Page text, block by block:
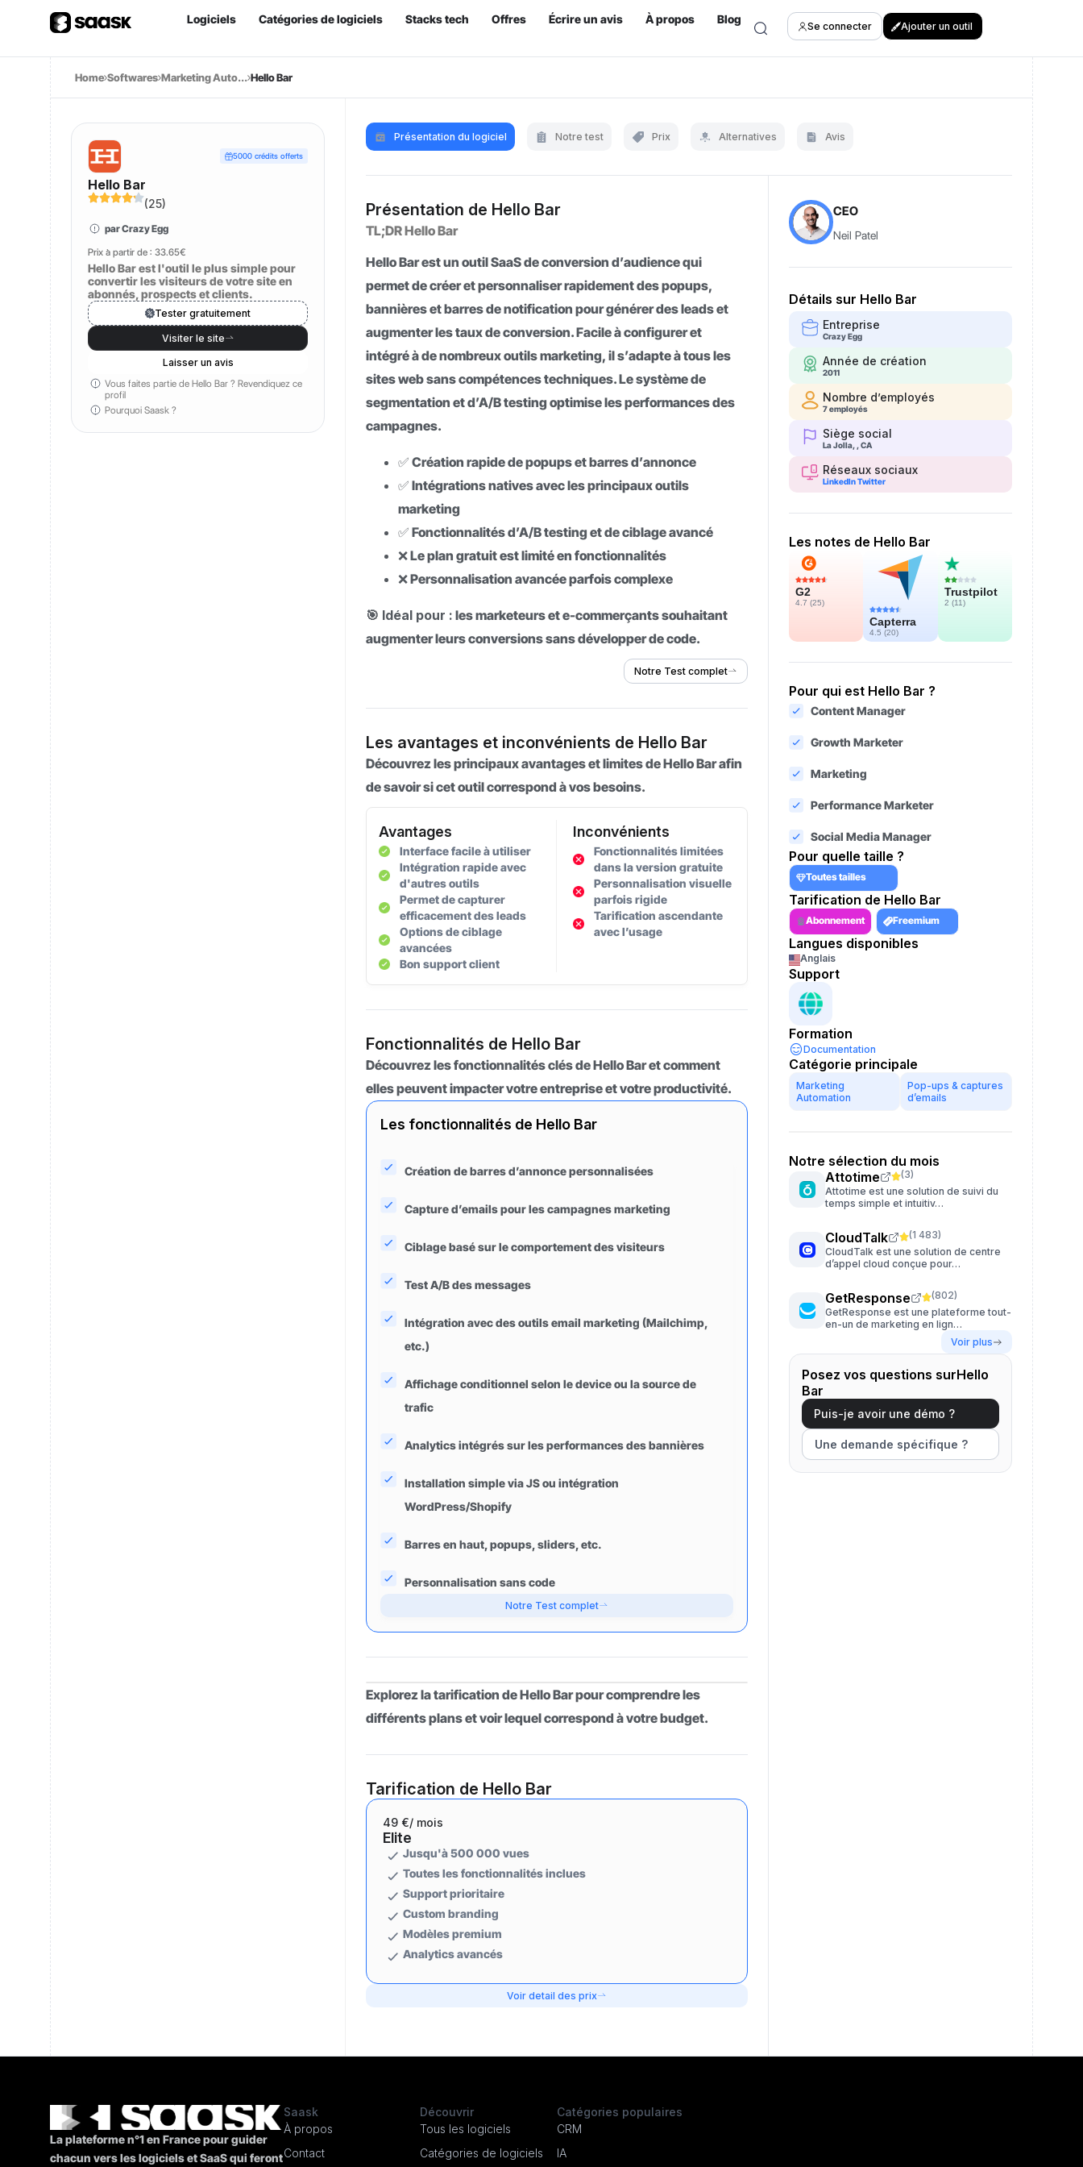
Logiciels Catégories de logiciels Stacks tech Offres Écrire un avis À propos Blog
Se connecter Ajouter un outil
Home Softwares Marketing Auto... Hello Bar
5000 crédits offerts
Hello Bar
(25)
par Crazy Egg
Prix à partir de : 33.65€
Hello Bar est l'outil le plus simple pour
convertir les visiteurs de votre site en
abonnés, prospects et clients.
Tester gratuitement
Visiter le site
Laisser un avis
Vous faites partie de Hello Bar ?Revendiquez ce
profil
Pourquoi Saask ?
Présentation du logiciel Notre test Prix Alternatives Avis
Présentation de Hello Bar
TL;DR Hello Bar
Hello Bar est un outil SaaS de conversion d’audience qui
permet de créer et personnaliser rapidement des popups,
bannières et barres de notification pour générer des leads et
augmenter les taux de conversion. Facile à configurer et
intégré à de nombreux outils marketing, il s’adapte à tous les
sites web sans compétences techniques. Le système de
segmentation et d’A/B testing optimise les performances des
campagnes.
✅ Création rapide de popups et barres d’annonce
✅ Intégrations natives avec les principaux outils
marketing
✅ Fonctionnalités d’A/B testing et de ciblage avancé
❌ Le plan gratuit est limité en fonctionnalités
❌ Personnalisation avancée parfois complexe
🎯 Idéal pour : les marketeurs et e-commerçants souhaitant
augmenter leurs conversions sans développer de code.
Notre Test complet
Les avantages et inconvénients de Hello Bar
Découvrez les principaux avantages et limites de Hello Bar afin
de savoir si cet outil correspond à vos besoins.
Avantages
Interface facile à utiliser
Intégration rapide avec
d'autres outils
Permet de capturer
efficacement des leads
Options de ciblage
avancées
Bon support client
Inconvénients
Fonctionnalités limitées
dans la version gratuite
Personnalisation visuelle
parfois rigide
Tarification ascendante
avec l’usage
Fonctionnalités de Hello Bar
Découvrez les fonctionnalités clés de Hello Bar et comment
elles peuvent impacter votre entreprise et votre productivité.
Les fonctionnalités de Hello Bar
Création de barres d’annonce personnalisées
Capture d’emails pour les campagnes marketing
Ciblage basé sur le comportement des visiteurs
Test A/B des messages
Intégration avec des outils email marketing (Mailchimp,
etc.)
Affichage conditionnel selon le device ou la source de
trafic
Analytics intégrés sur les performances des bannières
Installation simple via JS ou intégration
WordPress/Shopify
Barres en haut, popups, sliders, etc.
Personnalisation sans code
Notre Test complet
Explorez la tarification de Hello Bar pour comprendre les
différents plans et voir lequel correspond à votre budget.
Tarification de Hello Bar
49 €/ mois
Elite
Jusqu'à 500 000 vues
Toutes les fonctionnalités inclues
Support prioritaire
Custom branding
Modèles premium
Analytics avancés
Voir detail des prix
CEO
Neil Patel
Détails sur Hello Bar
Entreprise
Crazy Egg
Année de création
2011
Nombre d’employés
7 employés
Siège social
La Jolla, , CA
Réseaux sociaux
LinkedInTwitter
Les notes de Hello Bar
G2
4.7 (25)
Capterra
4.5 (20)
Trustpilot
2 (11)
Pour qui est Hello Bar ?
Content Manager
Growth Marketer
Marketing
Performance Marketer
Social Media Manager
Pour quelle taille ?
Toutes tailles
Tarification de Hello Bar
Abonnement Freemium
Langues disponibles
Anglais
Support
Formation
Documentation
Catégorie principale
Marketing
Automation
Pop-ups & captures
d’emails
Notre sélection du mois
Attotime
(3)
Attotime est une solution de suivi du
temps simple et intuitiv…
CloudTalk (1 483)
CloudTalk est une solution de centre
d’appel cloud conçue pour…
GetResponse (802)
GetResponse est une plateforme tout-
en-un de marketing en lign…
Voir plus
Posez vos questions surHello
Bar
Puis-je avoir une démo ?
Une demande spécifique ?
La plateforme n°1 en France pour guider
chacun vers les logiciels et SaaS qui feront
Saask
À propos
Contact
Découvrir
Tous les logiciels
Catégories de logiciels
Catégories populaires
CRM
IA